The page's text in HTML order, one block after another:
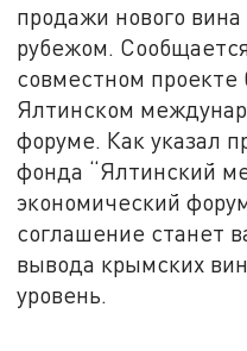
продажи нового
рубежом.
совместном проекте
Ялтинском
форуме. Как указал
фонда “Ялтинский
экономический
соглашение станет
вывода крымских
уровень.